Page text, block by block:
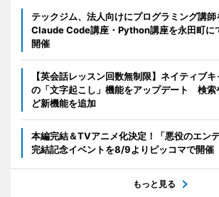
テックジム、法人向けにプログラミング講師
Claude Code講座・Python講座を永田町に
開催
【英会話レッスン回数無制限】ネイティブ
の「文字起こし」機能をアップデート 検索
ど新機能を追加
本編完結＆TVアニメ化決定！「悪役のエン
完結記念イベントを8/9よりピッコマで開催
もっと見る